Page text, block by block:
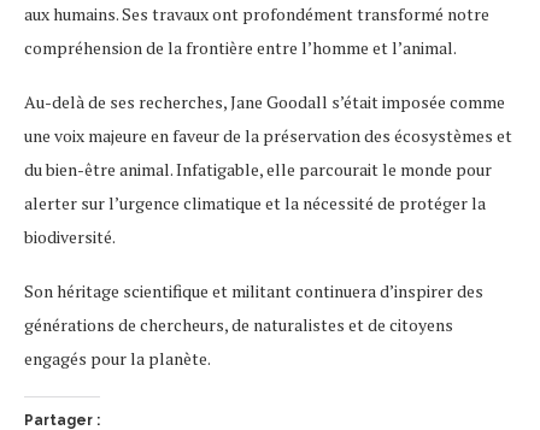
aux humains. Ses travaux ont profondément transformé notre
compréhension de la frontière entre l’homme et l’animal.
Au-delà de ses recherches, Jane Goodall s’était imposée comme
une voix majeure en faveur de la préservation des écosystèmes et
du bien-être animal. Infatigable, elle parcourait le monde pour
alerter sur l’urgence climatique et la nécessité de protéger la
biodiversité.
Son héritage scientifique et militant continuera d’inspirer des
générations de chercheurs, de naturalistes et de citoyens
engagés pour la planète.
Partager :